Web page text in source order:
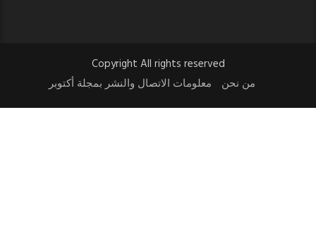
Copyright All rights reserved
من نحن
معلومات الاتصال والنشر بمجلة أكتوبر